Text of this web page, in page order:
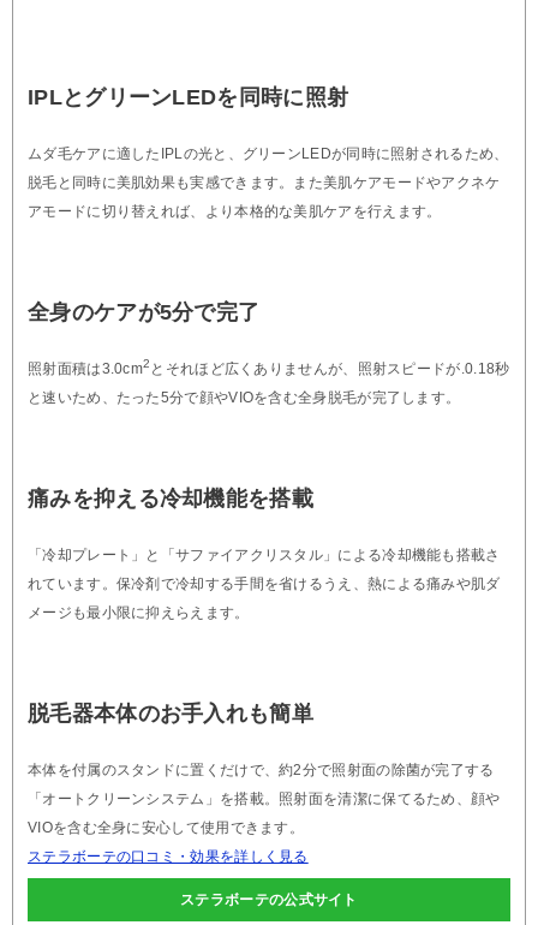
IPLとグリーンLEDを同時に照射
ムダ毛ケアに適したIPLの光と、グリーンLEDが同時に照射されるため、
脱毛と同時に美肌効果も実感できます。また美肌ケアモードやアクネケ
アモードに切り替えれば、より本格的な美肌ケアを行えます。
全身のケアが5分で完了
照射面積は3.0cm2 とそれほど広くありませんが、照射スピードが.0.18秒
と速いため、たった5分で顔やVIOを含む全身脱毛が完了します。
痛みを抑える冷却機能を搭載
「冷却プレート」と「サファイアクリスタル」による冷却機能も搭載さ
れています。保冷剤で冷却する手間を省けるうえ、熱による痛みや肌ダ
メージも最小限に抑えらえます。
脱毛器本体のお手入れも簡単
本体を付属のスタンドに置くだけで、約2分で照射面の除菌が完了する
「オートクリーンシステム」を搭載。照射面を清潔に保てるため、顔や
VIOを含む全身に安心して使用できます。
ステラボーテの口コミ・効果を詳しく見る
ステラボーテの公式サイト